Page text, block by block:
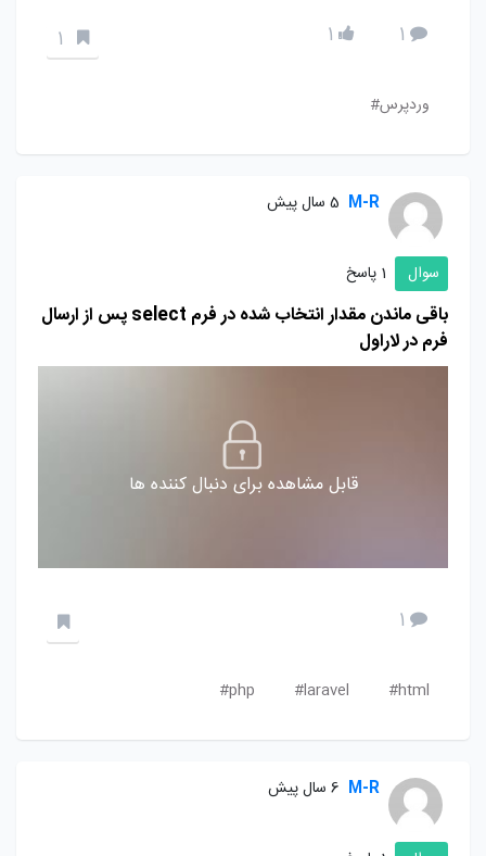
1
1
1
وردپرس#
M-R 5 سال پیش
سوال 1 پاسخ
باقی ماندن مقدار انتخاب شده در فرم select پس از ارسال
فرم در لاراول
قابل مشاهده برای دنبال کننده ها
1
html#
laravel#
php#
M-R 6 سال پیش